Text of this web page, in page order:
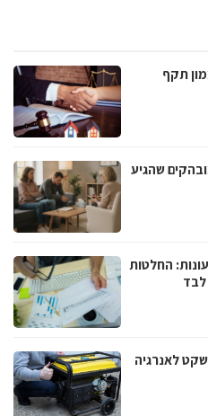
תקף
שהגיע
החלטות
לבד
לאנרגיה